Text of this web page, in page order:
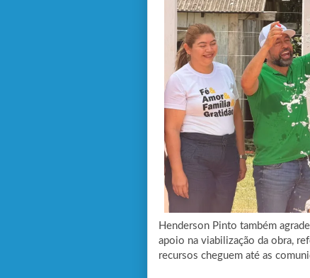
Henderson Pinto também
apoio na viabilização da obra,
recursos cheguem até as